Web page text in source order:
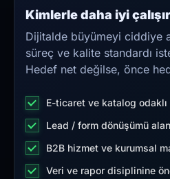
Kimlerle daha iyi
Dijitalde büyümeyi ciddiye
süreç ve kalite standardı
Hedef net değilse, önce
E-ticaret ve katalog odaklı
Lead / form dönüşümü
B2B hizmet ve kurumsal
Veri ve rapor disiplinine